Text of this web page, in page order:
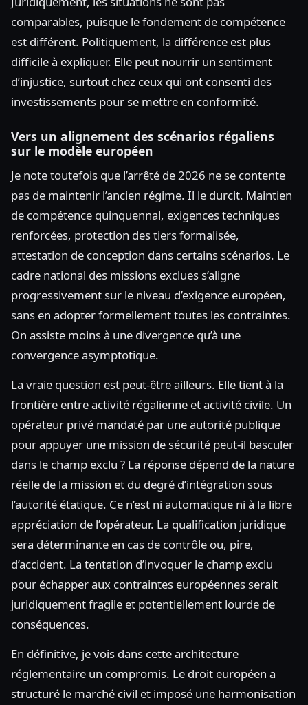
comparables, puisque le fondement de compétence
est différent. Politiquement, la différence est plus
difficile à expliquer. Elle peut nourrir un sentiment
d’injustice, surtout chez ceux qui ont consenti des
investissements pour se mettre en conformité.
Vers un alignement des scénarios régaliens
sur le modèle européen
Je note toutefois que l’arrêté de 2026 ne se contente
pas de maintenir l’ancien régime. Il le durcit. Maintien
de compétence quinquennal, exigences techniques
renforcées, protection des tiers formalisée,
attestation de conception dans certains scénarios. Le
cadre national des missions exclues s’aligne
progressivement sur le niveau d’exigence européen,
sans en adopter formellement toutes les contraintes.
On assiste moins à une divergence qu’à une
convergence asymptotique.
La vraie question est peut-être ailleurs. Elle tient à la
frontière entre activité régalienne et activité civile. Un
opérateur privé mandaté par une autorité publique
pour appuyer une mission de sécurité peut-il basculer
dans le champ exclu ? La réponse dépend de la nature
réelle de la mission et du degré d’intégration sous
l’autorité étatique. Ce n’est ni automatique ni à la libre
appréciation de l’opérateur. La qualification juridique
sera déterminante en cas de contrôle ou, pire,
d’accident. La tentation d’invoquer le champ exclu
pour échapper aux contraintes européennes serait
juridiquement fragile et potentiellement lourde de
conséquences.
En définitive, je vois dans cette architecture
réglementaire un compromis. Le droit européen a
structuré le marché civil et imposé une harmonisation